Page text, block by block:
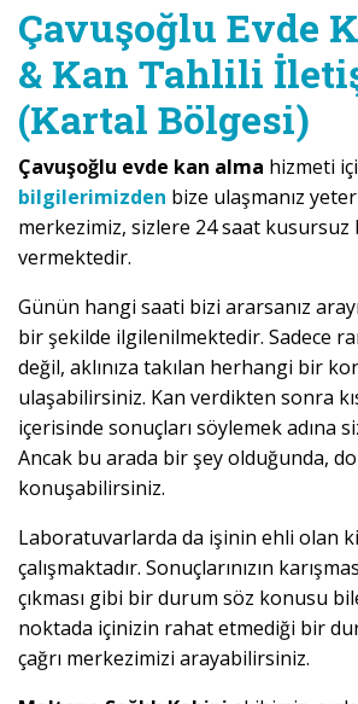
Çavuşoğlu Evde
& Kan Tahlili
(Kartal Bölgesi)
Çavuşoğlu evde kan alma hizmeti
bilgilerimizden bize ulaşmanız
merkezimiz, sizlere 24 saat
vermektedir.
Günün hangi saati bizi ararsanız
bir şekilde ilgilenilmektedir. Sadece
değil, aklınıza takılan herhangi bir
ulaşabilirsiniz. Kan verdikten sonra
içerisinde sonuçları söylemek adına
Ancak bu arada bir şey olduğunda,
konuşabilirsiniz.
Laboratuvarlarda da işinin ehli olan
çalışmaktadır. Sonuçlarınızın
çıkması gibi bir durum söz konusu
noktada içinizin rahat etmediği bir
çağrı merkezimizi arayabilirsiniz.